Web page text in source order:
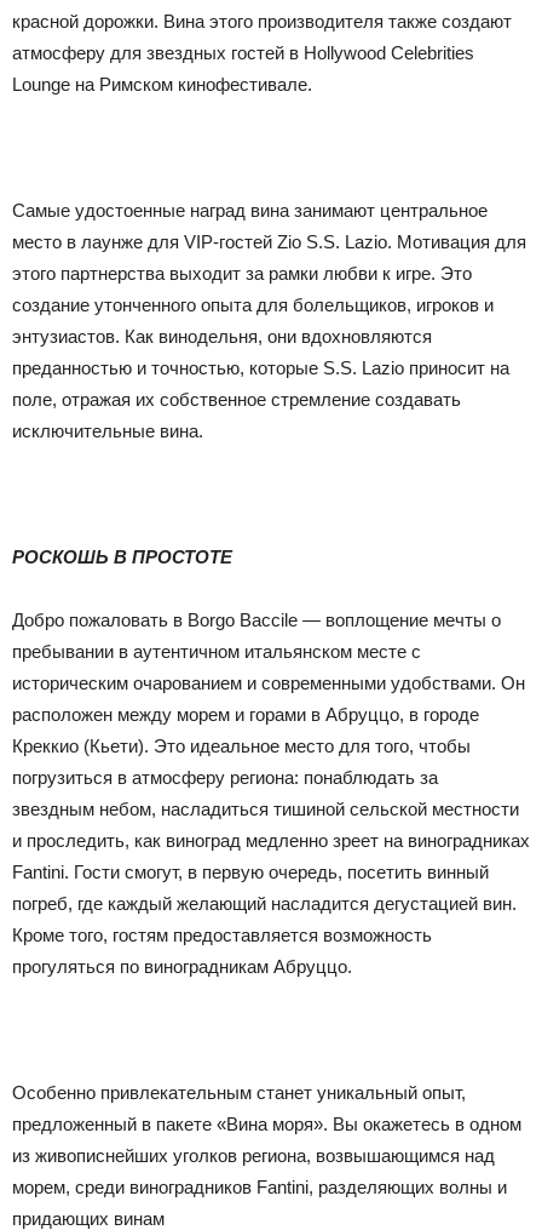
красной дорожки. Вина этого производителя также создают
атмосферу для звездных гостей в Hollywood Celebrities
Lounge на Римском кинофестивале.
Самые удостоенные наград вина занимают центральное
место в лаунже для VIP-гостей Zio S.S. Lazio. Мотивация для
этого партнерства выходит за рамки любви к игре. Это
создание утонченного опыта для болельщиков, игроков и
энтузиастов. Как винодельня, они вдохновляются
преданностью и точностью, которые S.S. Lazio приносит на
поле, отражая их собственное стремление создавать
исключительные вина.
РОСКОШЬ В ПРОСТОТЕ
Добро пожаловать в Borgo Baccile — воплощение мечты о
пребывании в аутентичном итальянском месте с
историческим очарованием и современными удобствами. Он
расположен между морем и горами в Абруццо, в городе
Креккио (Кьети). Это идеальное место для того, чтобы
погрузиться в атмосферу региона: понаблюдать за
звездным небом, насладиться тишиной сельской местности
и проследить, как виноград медленно зреет на виноградниках
Fantini. Гости смогут, в первую очередь, посетить винный
погреб, где каждый желающий насладится дегустацией вин.
Кроме того, гостям предоставляется возможность
прогуляться по виноградникам Абруццо.
Особенно привлекательным станет уникальный опыт,
предложенный в пакете «Вина моря». Вы окажетесь в одном
из живописнейших уголков региона, возвышающимся над
морем, среди виноградников Fantini, разделяющих волны и
придающих винам